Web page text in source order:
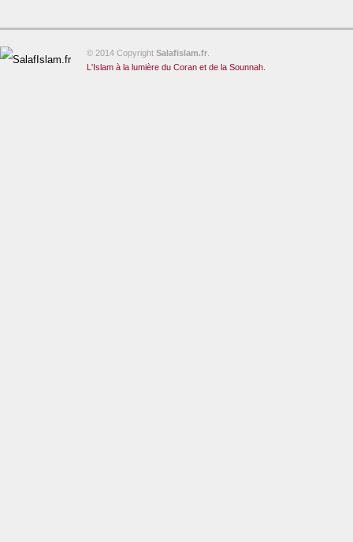
© 2014 Copyright Salafislam.fr
L'Islam à la lumière du Coran et de la Sounnah.